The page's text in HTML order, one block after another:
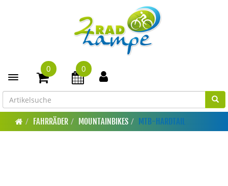
Toggle navigation
0 0
FAHRRÄDER MOUNTAINBIKES MTB-HARDTAIL